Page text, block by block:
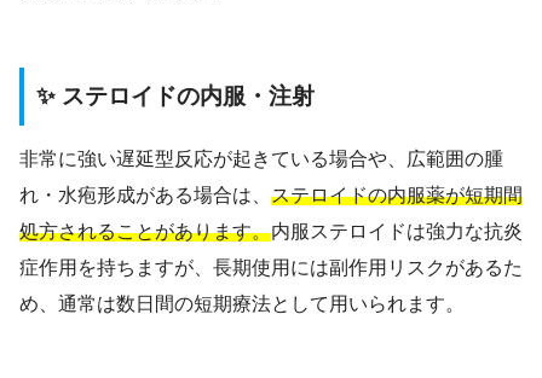
✨ ステロイドの内服・注射
非常に強い遅延型反応が起きている場合や、広範囲の腫
れ・水疱形成がある場合は、 ステロイドの内服薬が短期間
処方されることがあります。内服ステロイドは強力な抗炎
症作用を持ちますが、長期使用には副作用リスクがあるた
め、通常は数日間の短期療法として用いられます。